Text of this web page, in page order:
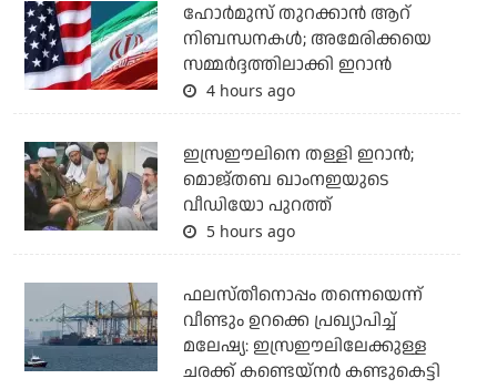
ഹോര്‍മുസ് തുറക്കാന്‍ ആറ്
നിബന്ധനകള്‍; അമേരിക്കയെ
സമ്മര്‍ദ്ദത്തിലാക്കി ഇറാന്‍
4 hours ago
ഇസ്രഈലിനെ തള്ളി ഇറാന്‍;
മൊജ്തബ ഖാംനഇയുടെ
വീഡിയോ പുറത്ത്
5 hours ago
ഫലസ്തീനൊപ്പം തന്നെയെന്ന്
വീണ്ടും ഉറക്കെ പ്രഖ്യാപിച്ച്
മലേഷ്യ: ഇസ്രഈലിലേക്കുള്ള
ചരക്ക് കണ്ടെയ്‌നര്‍ കണ്ടുകെട്ടി